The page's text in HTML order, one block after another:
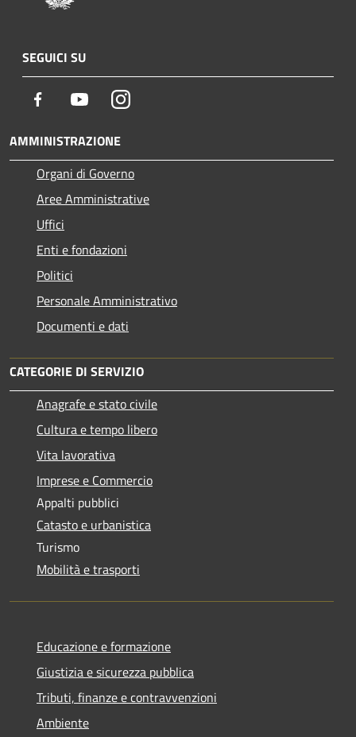
SEGUICI SU
Facebook YoutubeInstagram
AMMINISTRAZIONE
Organi di Governo
Aree Amministrative
Uffici
Enti e fondazioni
Politici
Personale Amministrativo
Documenti e dati
CATEGORIE DI SERVIZIO
Anagrafe e stato civile
Cultura e tempo libero
Vita lavorativa
Imprese e Commercio
Appalti pubblici
Catasto e urbanistica
Turismo
Mobilità e trasporti
Educazione e formazione
Giustizia e sicurezza pubblica
Tributi, finanze e contravvenzioni
Ambiente